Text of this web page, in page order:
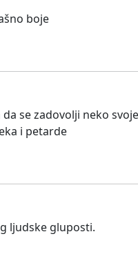
boje
se zadovolji neko
i petarde
ljudske gluposti.